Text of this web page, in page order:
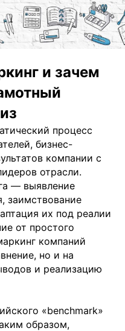
и зачем
процесс
бизнес-
компании с
отрасли.
— выявление
заимствование
их под реалии
от простого
компаний
но и на
и реализацию
«benchmark»
образом,